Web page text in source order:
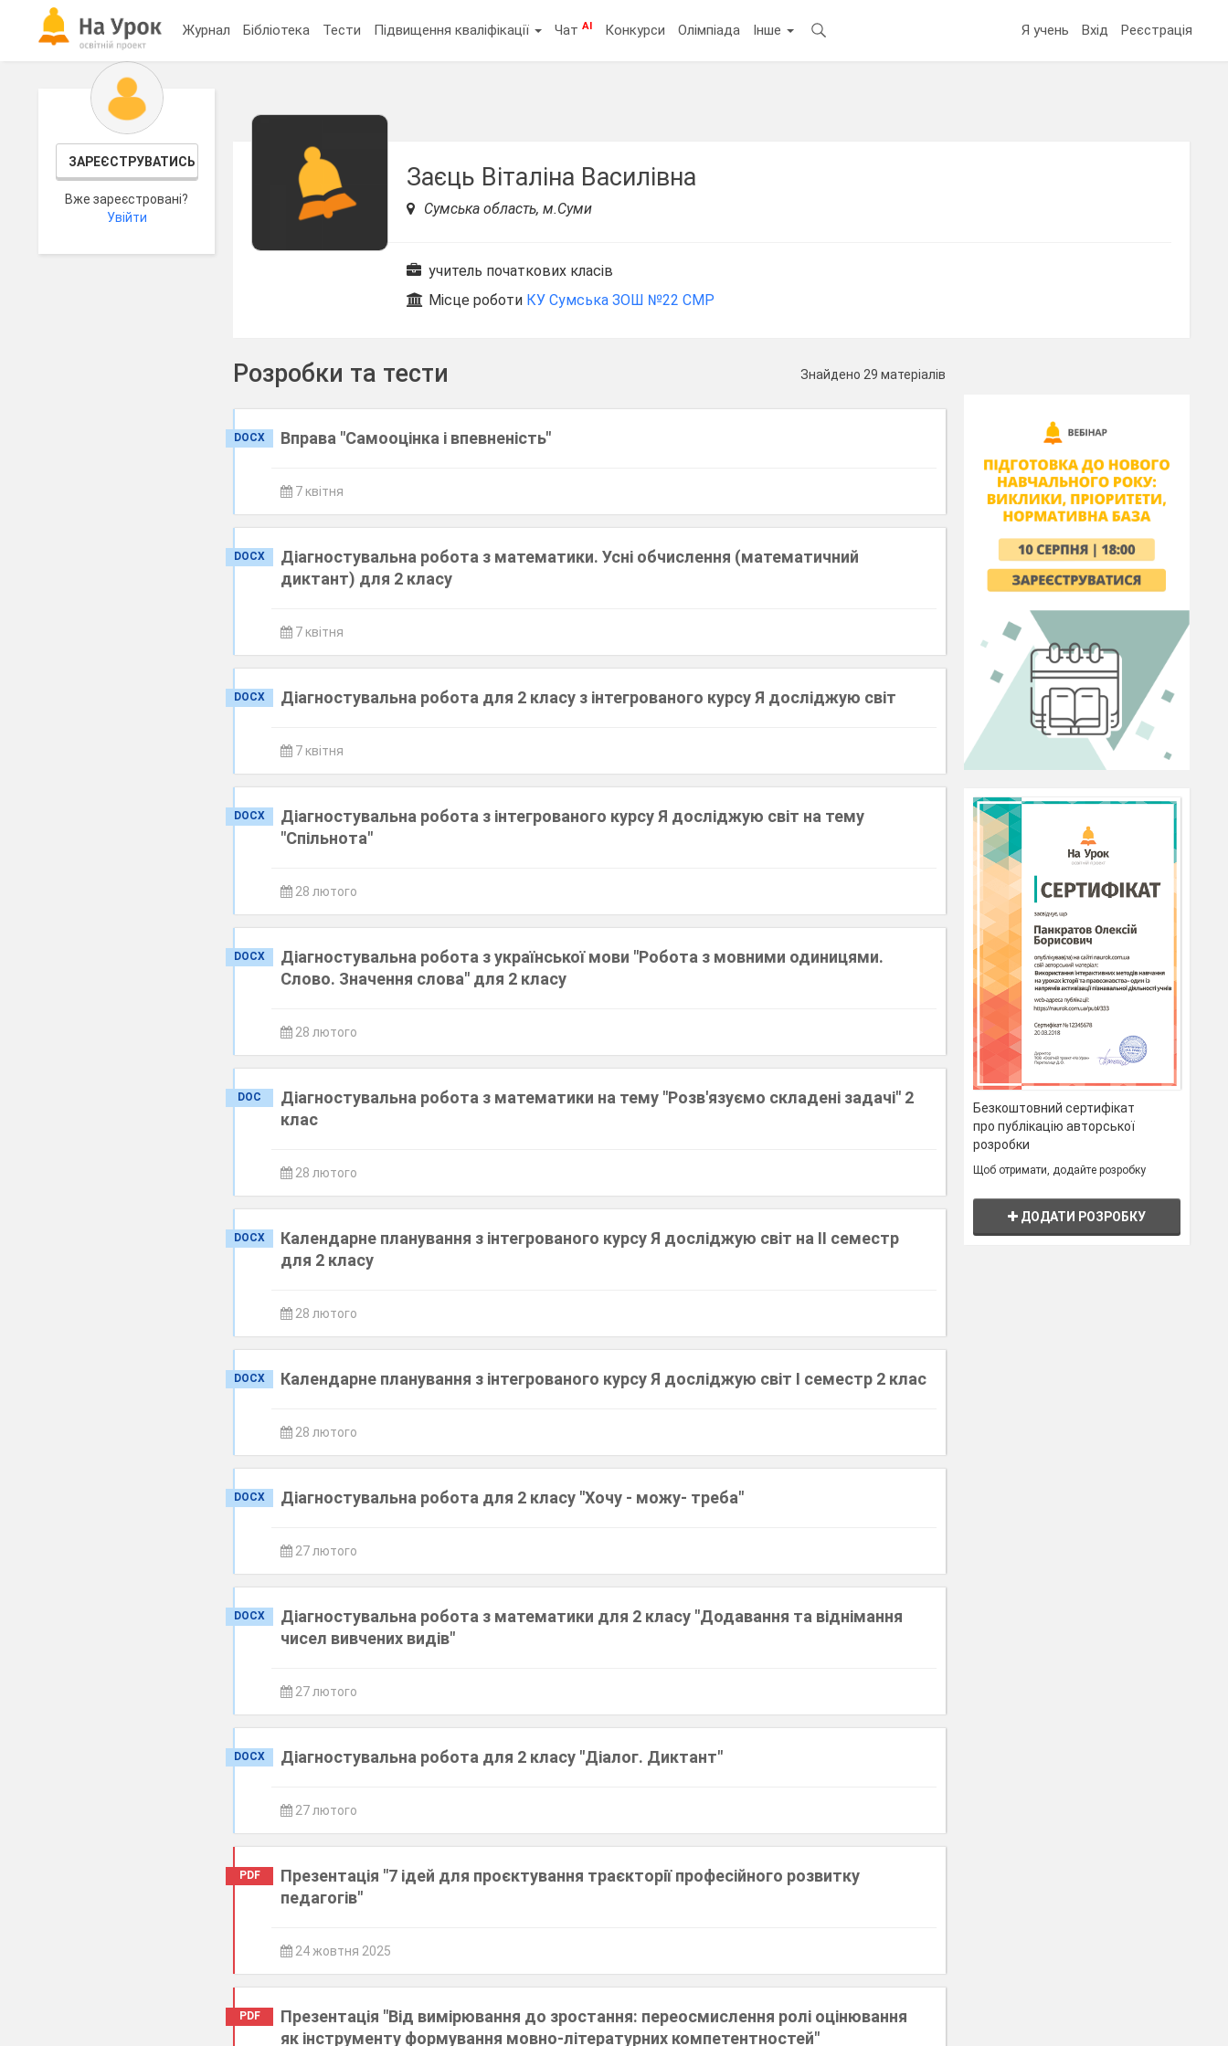
Журнал Бібліотека Тести Підвищення кваліфікації ЧатAI Конкурси Олімпіада Інше Я учень Вхід Реєстрація
ЗАРЕЄСТРУВАТИСЬ
Вже зареєстровані?
Увійти
Заєць Віталіна Василівна
Сумська область, м.Суми
учитель початкових класів
Місце роботи КУ Сумська ЗОШ №22 СМР
Розробки та тести Знайдено 29 матеріалів
DOCX Вправа "Самооцінка і впевненість"
7 квітня
DOCX
Діагностувальна робота з математики. Усні обчислення (математичний
диктант) для 2 класу
7 квітня
DOCX Діагностувальна робота для 2 класу з інтегрованого курсу Я досліджую світ
7 квітня
DOCX
Діагностувальна робота з інтегрованого курсу Я досліджую світ на тему
"Спільнота"
28 лютого
DOCX
Діагностувальна робота з української мови "Робота з мовними одиницями.
Слово. Значення слова" для 2 класу
28 лютого
DOC
Діагностувальна робота з математики на тему "Розв'язуємо складені задачі" 2
клас
28 лютого
DOCX
Календарне планування з інтегрованого курсу Я досліджую світ на ІІ семестр
для 2 класу
28 лютого
DOCX Календарне планування з інтегрованого курсу Я досліджую світ І семестр 2 клас
28 лютого
DOCX Діагностувальна робота для 2 класу "Хочу - можу- треба"
27 лютого
DOCX
Діагностувальна робота з математики для 2 класу "Додавання та віднімання
чисел вивчених видів"
27 лютого
DOCX Діагностувальна робота для 2 класу "Діалог. Диктант"
27 лютого
PDF
Презентація "7 ідей для проєктування траєкторії професійного розвитку
педагогів"
24 жовтня 2025
PDF
Презентація "Від вимірювання до зростання: переосмислення ролі оцінювання
як інструменту формування мовно-літературних компетентностей"
Безкоштовний сертифікат
про публікацію авторської
розробки
Щоб отримати, додайте розробку
ДОДАТИ РОЗРОБКУ